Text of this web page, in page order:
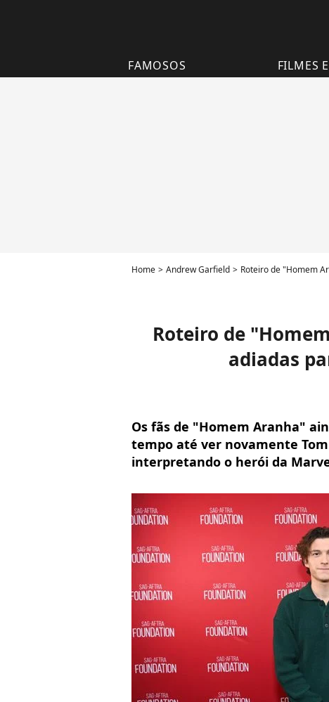
FAMOSOS FILMES
Home Andrew Garfield Roteiro de "Homem
Roteiro de
adiadas
Os fãs de "Homem Aranha"
tempo até ver novamente
interpretando o herói da